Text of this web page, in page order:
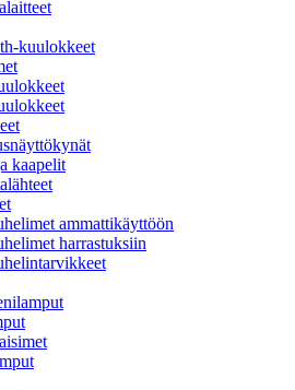
kuulokkeet
kaapelit
ammattikäyttöön
harrastuksiin